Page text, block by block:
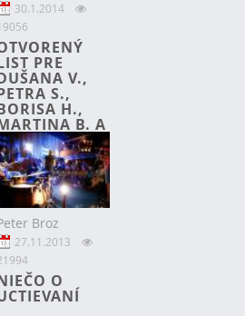
30.1.2014
PRE
V.,
S.,
H.,
B. A
P.
Broz
27.11.2013
O